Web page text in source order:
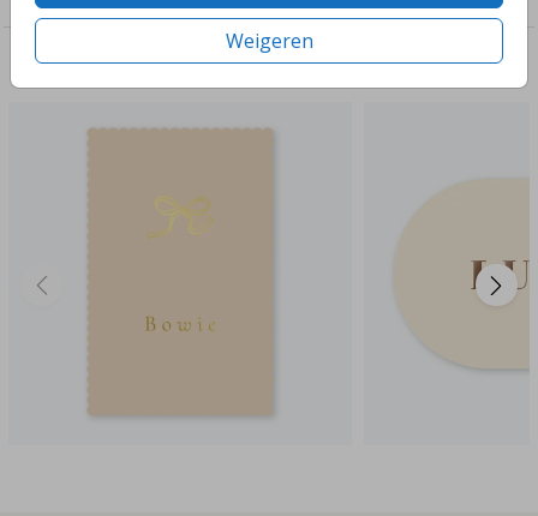
Weigeren
Deze ontwerpen vind je misschien ook leuk